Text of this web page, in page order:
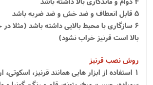
5 قابل انعطاف و ضد خش و ضد ضربه باشد
6 سازگاری با محیط بالایی داشته باشد (مثلا
بالا است قرنیز خراب نشود)
روش نصب قرنیز
1 استفاده از ابزار هایی همانند قرنیز، اسکوتی،